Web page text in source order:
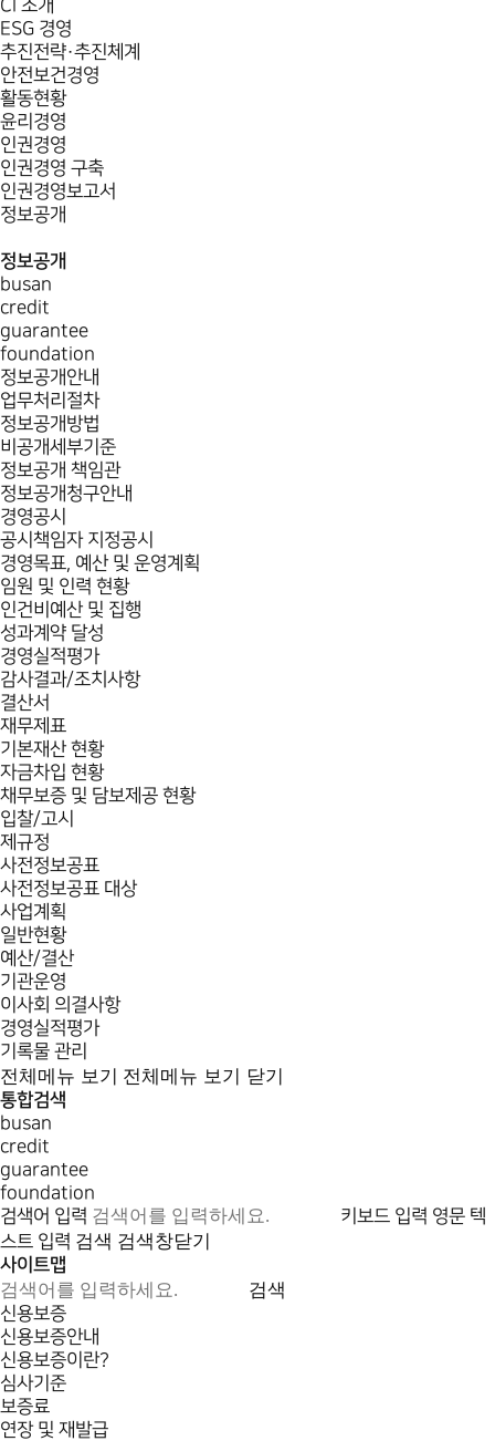
CI 소개
ESG 경영
추진전략·추진체계
안전보건경영
활동현황
윤리경영
인권경영
인권경영 구축
인권경영보고서
정보공개
정보공개
busan
credit
guarantee
foundation
정보공개안내
업무처리절차
정보공개방법
비공개세부기준
정보공개 책임관
정보공개청구안내
경영공시
공시책임자 지정공시
경영목표, 예산 및 운영계획
임원 및 인력 현황
인건비예산 및 집행
성과계약 달성
경영실적평가
감사결과/조치사항
결산서
재무제표
기본재산 현황
자금차입 현황
채무보증 및 담보제공 현황
입찰/고시
제규정
사전정보공표
사전정보공표 대상
사업계획
일반현황
예산/결산
기관운영
이사회 의결사항
경영실적평가
기록물 관리
전체메뉴 보기 전체메뉴 보기 닫기
통합검색
busan
credit
guarantee
foundation
검색어 입력
키보드 입력 영문 텍
스트 입력 검색 검색창닫기
사이트맵
검색
신용보증
신용보증안내
신용보증이란?
심사기준
보증료
연장 및 재발급